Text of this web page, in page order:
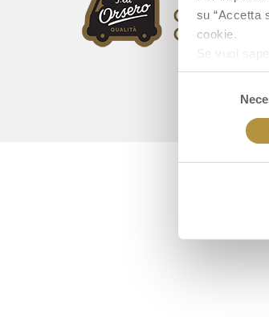
su “Accetta
cookie.
Se vuoi